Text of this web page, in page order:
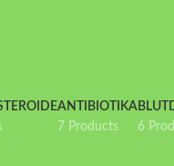
ANTIBIOTIKA
7 Products
6